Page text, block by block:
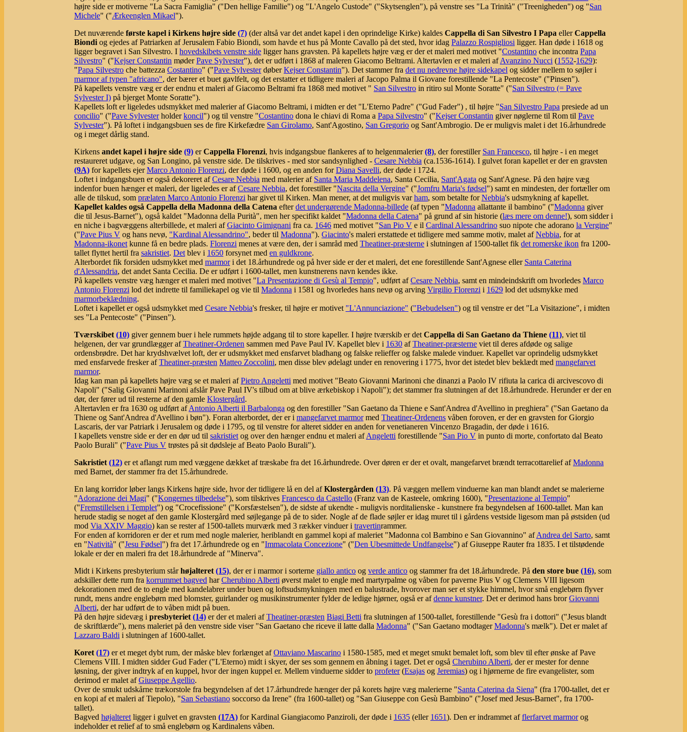
højre side er motiverne "La Sacra Famiglia" ("Den hellige Familie") og "L'Angelo Custode" ("Skytsenglen"), på venstre ses "La Trinità" ("Treenigheden") og "San
Michele" ("Ærkeenglen Mikael").
Det nuværende første kapel i Kirkens højre side (7) (der altså var det andet kapel i den oprindelige Kirke) kaldes Cappella di San Silvestro I Papa ellerCappella
Biondi og ejedes af Patriarken af Jerusalem Fabio Biondi, som havde et hus på Monte Cavallo på det sted, hvor idag Palazzo Rospigliosi ligger. Han døde i 1618 og
ligger begravet i San Silvestro. I hovedskibets venstre side ligger hans gravsten. På kapellets højre væg er der et maleri med motivet "Costantino che incontra Papa
Silvestro" ("Kejser Constantin møderPave Sylvester"), det er udført i 1868 af maleren Giacomo Beltrami. Altertavlen er et maleri afAvanzino Nucci (1552-1629):
"Papa Silvestro che battezza Costantino" ("Pave SylvesterdøberKejser Constantin"). Det stammer fra det nu nedrevne højre sidekapel og sidder mellem to søjler i
marmor af typen "africano", der bærer et buet gavlfelt, og det erstatter et tidligere maleri af Jacopo Palma il Giovane forestillende "La Pentecoste" ("Pinsen").
På kapellets venstre væg er der endnu et maleri af Giacomo Beltrami fra 1868 med motivet " San Silvestro in ritiro sul Monte Soratte" ("San Silvestro (= Pave
Sylvester I) på bjerget Monte Soratte").
Kapellets loft er ligeledes udsmykket med malerier af Giacomo Beltrami, i midten er det "L'Eterno Padre" ("Gud Fader") , til højre "San Silvestro Papa presiede ad un
concilio" ("Pave Sylvesterholderkoncil") og til venstre "Costantino dona le chiavi di Roma a Papa Silvestro" ("Kejser Constantin giver nøglerne til Rom til Pave
Sylvester"). På loftet i indgangsbuen ses de fire Kirkefædre San Girolamo, Sant'Agostino, San Gregorio og Sant'Ambrogio. De er muligvis malet i det 16.århundrede
og i meget dårlig stand.
Kirkens andet kapel i højre side (9) erCappella Florenzi, hvis indgangsbue flankeres af to helgenmalerier(8), der forestiller San Francesco, til højre - i en meget
restaureret udgave, og San Longino, på venstre side. De tilskrives - med stor sandsynlighed - Cesare Nebbia (ca.1536-1614). I gulvet foran kapellet er der en gravsten
(9A) for kapellets ejerMarco Antonio Florenzi, der døde i 1600, og en anden forDiana Savelli, der døde i 1724.
Loftet i indgangsbuen er også dekoreret afCesare Nebbia med malerier af Santa Maria Maddelena, Santa Cecilia, Sant'Agata og Sant'Agnese. På den højre væg
indenfor buen hænger et maleri, der ligeledes er afCesare Nebbia, det forestiller "Nascita della Vergine" ("Jomfru Maria's fødsel") samt en mindesten, der fortæller om
alle de tilskud, som prælaten Marco Antonio Florenzi har givet til Kirken. Man mener, at det muligvis varham, som betalte forNebbia's udsmykning af kapellet.
Kapellet kaldes også Cappella della Madonna della Catena efterdet undergørende Madonna-billede (af typen "Madonna allattante il bambino" ("Madonna giver
die til Jesus-Barnet"), også kaldet "Madonna della Purità", men her specifikt kaldet "Madonna della Catena" på grund af sin historie (læs mere om denne!), som sidder i
en niche i bagvæggens alterbillede, et maleri afGiacinto Gimignani fra ca. 1646 med motivet "San Pio V e il Cardinal Alessandrino suo nipote che adorano la Vergine"
("Pave Pius V og hans nevø, "Kardinal Alessandrino", beder til Madonna"). Giacinto's maleri erstattede et tidligere med samme motiv, malet afNebbia, for at
Madonna-ikonet kunne få en bedre plads. Florenzi menes at være den, der i samråd med Theatiner-præsterne i slutningen af 1500-tallet fik det romerske ikon fra 1200-
tallet flyttet hertil fra sakristiet. Det blev i 1650 forsynet med en guldkrone.
Alterbordet fik forsiden udsmykket med marmori det 18.århundrede og på hver side er der et maleri, det ene forestillende Sant'Agnese eller Santa Caterina
d'Alessandria, det andet Santa Cecilia. De er udført i 1600-tallet, men kunstnerens navn kendes ikke.
På kapellets venstre væg hænger et maleri med motivet "La Presentazione di Gesù al Tempio", udført afCesare Nebbia, samt en mindeindskrift om hvorledes Marco
Antonio Florenzi lod det indrette til familiekapel og vie til Madonna i 1581 og hvorledes hans nevø og arving Virgilio Florenzi i 1629 lod det udsmykke med
marmorbeklædning.
Loftet i kapellet er også udsmykket med Cesare Nebbia's fresker, til højre er motivet "L'Annunciazione" ("Bebudelsen") og til venstre er det "La Visitazione", i midten
ses "La Pentecoste" ("Pinsen").
Tværskibet (10) giver gennem buer i hele rummets højde adgang til to store kapeller. I højre tværskib er det Cappella di San Gaetano da Thiene (11), viet til
helgenen, der var grundlægger afTheatiner-Ordenen sammen med Pave Paul IV. Kapellet blev i 1630 afTheatiner-præsterne viet til deres afdøde og salige
ordensbrødre. Det har krydshvælvet loft, der er udsmykket med ensfarvet bladhang og falske relieffer og falske malede vinduer. Kapellet var oprindelig udsmykket
med ensfarvede fresker afTheatiner-præsten Matteo Zoccolini, men disse blev ødelagt under en renovering i 1775, hvor det istedet blev beklædt med mangefarvet
marmor.
Idag kan man på kapellets højre væg se et maleri afPietro Angeletti med motivet "Beato Giovanni Marinoni che dinanzi a Paolo IV rifiuta la carica di arcivescovo di
Napoli" ("Salig Giovanni Marinoni afslår Pave Paul IV's tilbud om at blive ærkebiskop i Napoli"); det stammer fra slutningen af det 18.århundrede. Herunder er der en
dør, der fører ud til resterne af den gamle Klostergård.
Altertavlen er fra 1630 og udført afAntonio Alberti il Barbalonga og den forestiller "San Gaetano da Thiene e Sant'Andrea d'Avellino in preghiera" ("San Gaetano da
Thiene og Sant'Andrea d'Avellino i bøn"). Foran alterbordet, der er i mangefarvet marmormed Theatiner-Ordenens våben foroven, er der en gravsten for Giorgio
Lascaris, der var Patriark i Jerusalem og døde i 1795, og til venstre for alteret sidder en anden for venetianeren Vincenzo Bragadin, der døde i 1616.
I kapellets venstre side er der en dør ud til sakristiet og over den hænger endnu et maleri afAngeletti forestillende "San Pio V in punto di morte, confortato dal Beato
Paolo Burali" ("Pave Pius V trøstes på sit dødsleje af Beato Paolo Burali").
Sakristiet (12) er et aflangt rum med væggene dækket af træskabe fra det 16.århundrede. Over døren er der et ovalt, mangefarvet brændt terracottarelief afMadonna
med Barnet, der stammer fra det 15.århundrede.
En lang korridor løber langs Kirkens højre side, hvor der tidligere lå en del afKlostergården (13). På væggen mellem vinduerne kan man blandt andet se malerierne
"Adorazione dei Magi" ("Kongernes tilbedelse"), som tilskrives Francesco da Castello (Franz van de Kasteele, omkring 1600), "Presentazione al Tempio"
("Fremstillelsen i Templet") og "Crocefissione" ("Korsfæstelsen"), de sidste af ukendte - muligvis norditalienske - kunstnere fra begyndelsen af 1600-tallet. Man kan
herude stadig se noget af den gamle Klostergård med søjlegange på de to sider. Nogle af de flade søjler er idag muret til i gårdens vestside ligesom man på østsiden (ud
mod Via XXIV Maggio) kan se rester af 1500-tallets murværk med 3 rækker vinduer i travertinrammer.
For enden af korridoren er der et rum med nogle malerier, heriblandt en gammel kopi af maleriet "Madonna col Bambino e San Giovannino" afAndrea del Sarto, samt
en "Natività" ("Jesu Fødsel") fra det 17.århundrede og en "Immacolata Concezione" ("Den Ubesmittede Undfangelse") af Giuseppe Rauter fra 1835. I et tilstødende
lokale er der en maleri fra det 18.århundrede af "Minerva".
Midt i Kirkens presbyterium stårhøjalteret (15), der er i marmor i sorterne giallo antico og verde antico og stammer fra det 18.århundrede. På den store bue (16), som
adskiller dette rum fra korrummet bagved harCherubino Alberti øverst malet to engle med martyrpalme og våben for paverne Pius V og Clemens VIII ligesom
dekorationen med de to engle med kandelabrer under buen og loftsudsmykningen med en balustrade, hvorover man ser et stykke himmel, hvor små englebørn flyver
rundt, mens andre englebørn med blomster, guirlander og musikinstrumenter fylder de ledige hjørner, også er afdenne kunstner. Det er derimod hans brorGiovanni
Alberti, der har udført de to våben midt på buen.
På den højre sidevæg i presbyteriet (14) er der et maleri afTheatiner-præsten Biagi Betti fra slutningen af 1500-tallet, forestillende "Gesù fra i dottori" ("Jesus blandt
de skriftlærde"), mens maleriet på den venstre side viser "San Gaetano che riceve il latte dalla Madonna" ("San Gaetano modtagerMadonna's mælk"). Det er malet af
Lazzaro Baldi i slutningen af 1600-tallet.
Koret (17) er et meget dybt rum, der måske blev forlænget afOttaviano Mascarino i 1580-1585, med et meget smukt bemalet loft, som blev til efter ønske af Pave
Clemens VIII. I midten sidder Gud Fader ("L'Eterno) midt i skyer, der ses som gennem en åbning i taget. Det er også Cherubino Alberti, der er mester for denne
løsning, der giver indtryk af en kuppel, hvor der ingen kuppel er. Mellem vinduerne sidder to profeter(Esajas og Jeremias) og i hjørnerne de fire evangelister, som
derimod er malet afGiuseppe Agellio.
Over de smukt udskårne trækorstole fra begyndelsen af det 17.århundrede hænger der på korets højre væg malerierne "Santa Caterina da Siena" (fra 1700-tallet, det er
en kopi af et maleri af Tiepolo), "San Sebastiano soccorso da Irene" (fra 1600-tallet) og "San Giuseppe con Gesù Bambino" ("Josef med Jesus-Barnet", fra 1700-
tallet).
Bagved højalteret ligger i gulvet en gravsten (17A) for Kardinal Giangiacomo Panziroli, der døde i 1635 (eller 1651). Den er indrammet afflerfarvet marmorog
indeholder et relief af to små englebørn og Kardinalens våben.